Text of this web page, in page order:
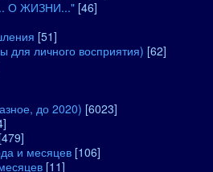
О ЖИЗНИ..." [46]
[51]
для личного восприятия) [62]
до 2020) [6023]
[479]
и месяцев [106]
[11]